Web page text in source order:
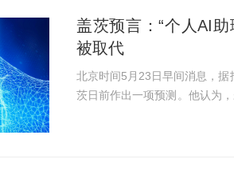
盖茨预言：“个人AI
被取代
北京时间5月23日早间消息，
茨日前作出一项预测。他认为